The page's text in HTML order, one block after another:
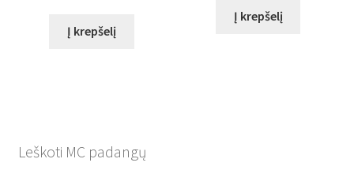
Į krepšelį
Į krepšelį
Leškoti MC padangų